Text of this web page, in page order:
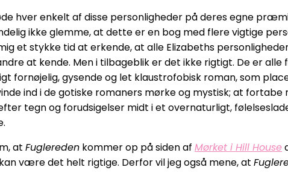
hver enkelt af disse personligheder på deres egne
ikke glemme, at dette er en bog med flere vigtige
et stykke tid at erkende, at alle Elizabeths
at kende. Men i tilbageblik er det ikke rigtigt. De er
fornøjelig, gysende og let klaustrofobisk roman, som
ind i de gotiske romaners mørke og mystisk; at
tegn og forudsigelser midt i et overnaturligt,
at Fuglereden kommer op på siden af Mørket i Hill House
være det helt rigtige. Derfor vil jeg også mene, at